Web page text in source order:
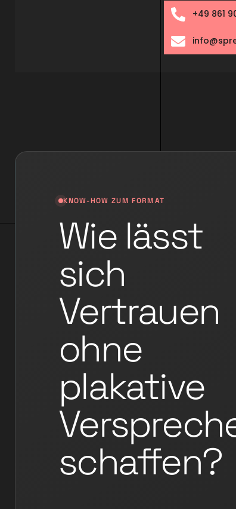
KNOW-HOW ZUM FORMAT
Wie lässt
sich
Vertrauen
ohne
plakative
schaffen?
+49 861